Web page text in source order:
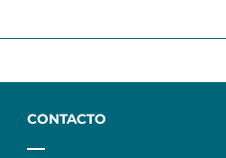
CONTACTO